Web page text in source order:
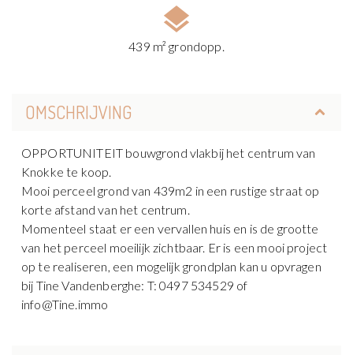
439 m² grondopp.
OMSCHRIJVING
OPPORTUNITEIT bouwgrond vlakbij het centrum van
Knokke te koop.
Mooi perceel grond van 439m2 in een rustige straat op
korte afstand van het centrum.
Momenteel staat er een vervallen huis en is de grootte
van het perceel moeilijk zichtbaar. Er is een mooi project
op te realiseren, een mogelijk grondplan kan u opvragen
bij Tine Vandenberghe: T: 0497 534529 of
info@Tine.immo